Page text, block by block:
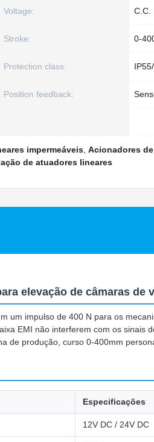
Voltage: C.C.
Stroke: 0-
Protection class:
Position feedback:
impermeáveis Acionadores
de atuadores lineares
elevação de câmaras de
um impulso de 400 N para os
EMI não interferem com os sinais
de produção, curso 0-400mm
Especificações
12V DC / 24V DC